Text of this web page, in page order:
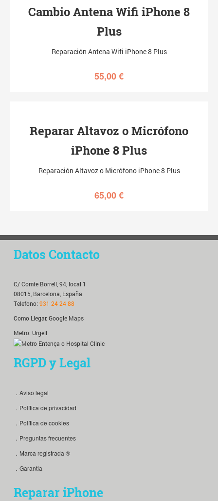
Cambio Antena Wifi iPhone 8
Plus
Reparación Antena Wifi iPhone 8 Plus
55,00€
Reparar Altavoz o Micrófono
iPhone 8 Plus
Reparación Altavoz o Micrófono iPhone 8 Plus
65,00€
Datos Contacto
C/ Comte Borrell, 94, local 1
08015, Barcelona, España
Telefono:931 24 24 88
Como Llegar:Google Maps
Metro: Urgell
RGPD y Legal
．Aviso legal
．Política de privacidad
．Política de cookies
．Preguntas frecuentes
．Marca registrada ®
．Garantia
Reparar iPhone